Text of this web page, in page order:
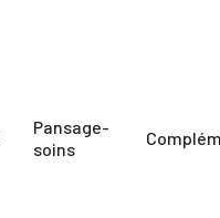
Pansage-
soins